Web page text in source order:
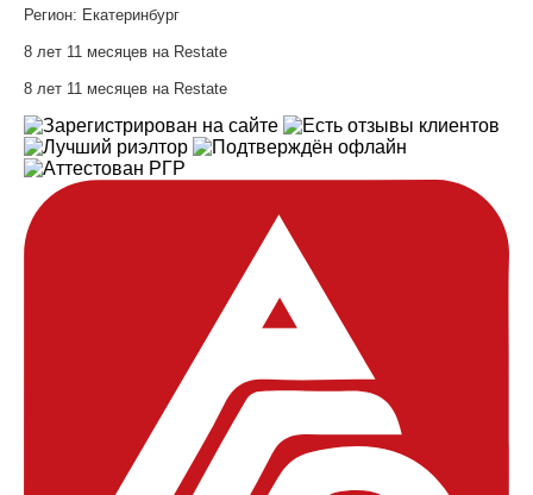
Регион: Екатеринбург
8 лет 11 месяцев на Restate
8 лет 11 месяцев на Restate